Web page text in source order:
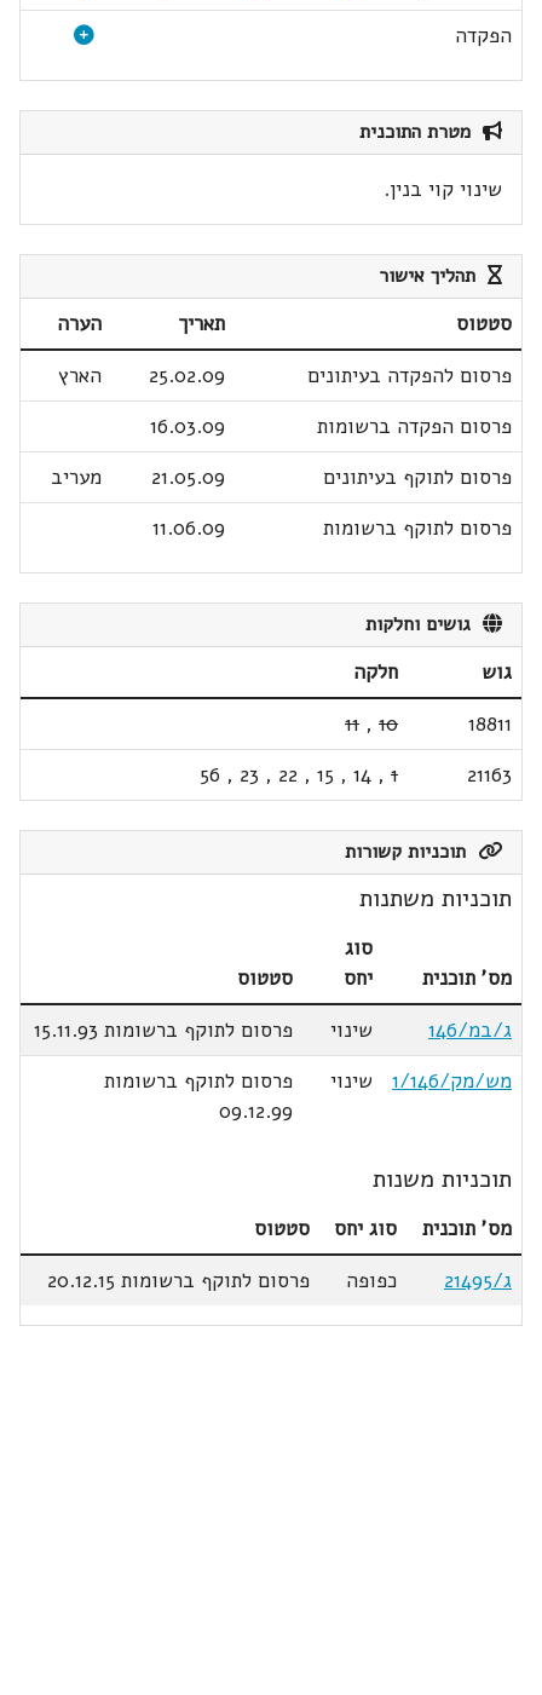
הפקדה
מטרת התוכנית
שינוי קוי בנין.
תהליך אישור
סטטוס תאריך
הערה
פרסום להפקדה בעיתונים
25.02.09
הארץ
פרסום הפקדה ברשומות
16.03.09
פרסום לתוקף בעיתונים
21.05.09
מעריב
פרסום לתוקף ברשומות
11.06.09
גושים וחלקות
גוש
חלקה
18811
10
,
11
21163
1
,
14
,
15
,
22
,
23
,
56
תוכניות קשורות
תוכניות משתנות
מס' תוכנית
סוג
יחס
סטטוס
ג/במ/146
שינוי
פרסום לתוקף ברשומות 15.11.93
מש/מק/1/146
שינוי
פרסום לתוקף ברשומות
09.12.99
תוכניות משנות
מס' תוכנית סוג יחס
סטטוס
ג/21495
כפופה פרסום לתוקף ברשומות 20.12.15